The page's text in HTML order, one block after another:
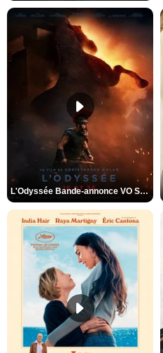
L'Odyssée Bande-annonce VO STFR